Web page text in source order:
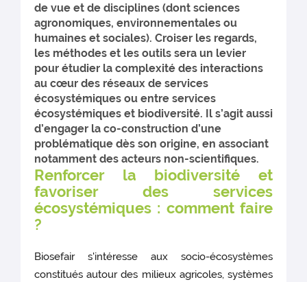
de vue et de disciplines (dont sciences
agronomiques, environnementales ou
humaines et sociales). Croiser les regards,
les méthodes et les outils sera un levier
pour étudier la complexité des interactions
au cœur des réseaux de services
écosystémiques ou entre services
écosystémiques et biodiversité. Il s’agit aussi
d’engager la co-construction d’une
problématique dès son origine, en associant
notamment des acteurs non-scientifiques.
Renforcer la biodiversité et
favoriser des services
écosystémiques : comment faire
?
Biosefair s'intéresse aux socio-écosystèmes
constitués autour des milieux agricoles, systèmes